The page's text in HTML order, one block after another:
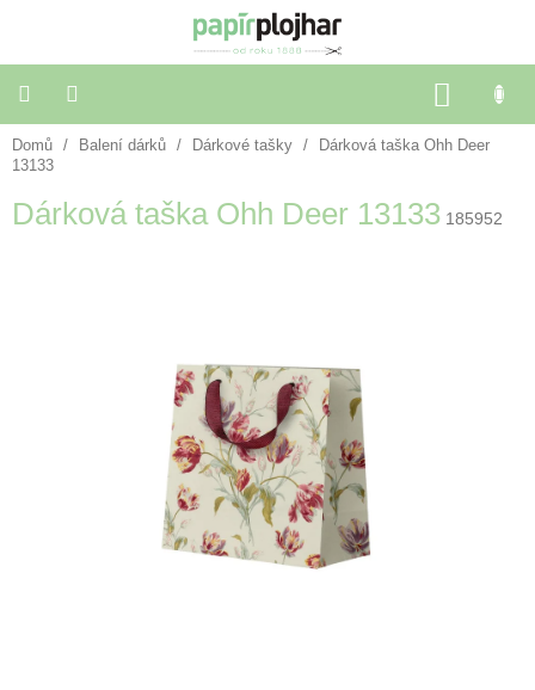
KOŠÍK
Balení
dárků
Dekorace
Domů / Balení dárků / Dárkové tašky /
Dárková taška Ohh Deer
13133
Dárková taška Ohh Deer 13133 185952